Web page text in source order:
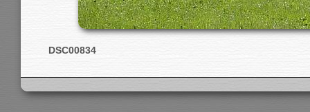
DSC00834